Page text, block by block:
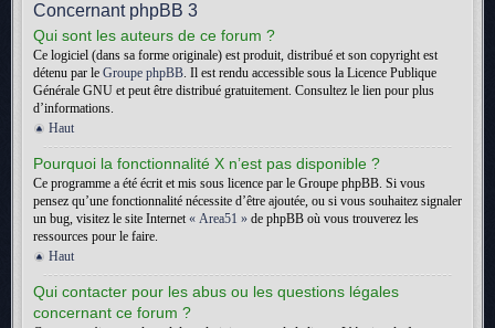
Concernant phpBB 3
Qui sont les auteurs de ce forum ?
Ce logiciel (dans sa forme originale) est produit, distribué et son copyright est
détenu par le Groupe phpBB. Il est rendu accessible sous la Licence Publique
Générale GNU et peut être distribué gratuitement. Consultez le lien pour plus
d’informations.
Haut
Pourquoi la fonctionnalité X n’est pas disponible ?
Ce programme a été écrit et mis sous licence par le Groupe phpBB. Si vous
pensez qu’une fonctionnalité nécessite d’être ajoutée, ou si vous souhaitez signaler
un bug, visitez le site Internet« Area51 » de phpBB où vous trouverez les
ressources pour le faire.
Haut
Qui contacter pour les abus ou les questions légales
concernant ce forum ?